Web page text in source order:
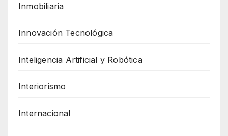
Inmobiliaria
Innovación Tecnológica
Inteligencia Artificial y Robótica
Interiorismo
Internacional